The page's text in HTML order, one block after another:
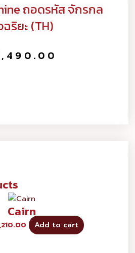
ถอดรหัส จักรกล
ริยะ (TH)
Cairn
Add to cart